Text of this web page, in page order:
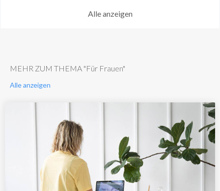
Alle anzeigen
MEHR ZUM THEMA "Für Frauen"
Alle anzeigen